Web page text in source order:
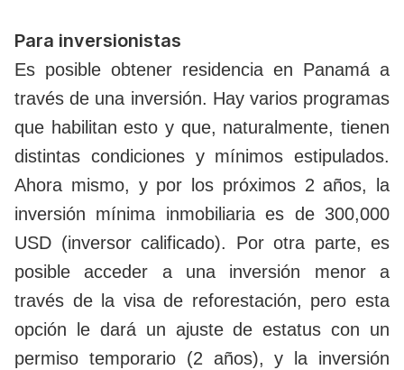
Para inversionistas
Es posible obtener residencia en Panamá a
través de una inversión. Hay varios programas
que habilitan esto y que, naturalmente, tienen
distintas condiciones y mínimos estipulados.
Ahora mismo, y por los próximos 2 años, la
inversión mínima inmobiliaria es de 300,000
USD (inversor calificado). Por otra parte, es
posible acceder a una inversión menor a
través de la visa de reforestación, pero esta
opción le dará un ajuste de estatus con un
permiso temporario (2 años), y la inversión